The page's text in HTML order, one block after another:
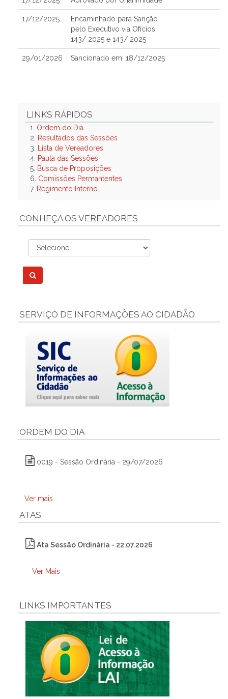
17/12/2025
Encaminhado para Sanção
pelo Executivo via Ofícios:
143/ 2025 e 143/ 2025
29/01/2026 Sancionado em: 18/12/2025
LINKS RÁPIDOS
1. Ordem do Dia
2.
Resultados das Sessões
3.
Lista de Vereadores
4. Pauta das Sessões
5. Busca de Proposições
6. Comissões Permantentes
7. Regimento Interno
CONHEÇA OS VEREADORES
SERVIÇO DE INFORMAÇÕES AO CIDADÃO
ORDEM DO DIA
0019 - Sessão Ordinária - 29/07/2026
Ver mais
ATAS
Ata Sessão Ordinária - 22.07.2026
Ver Mais
LINKS IMPORTANTES